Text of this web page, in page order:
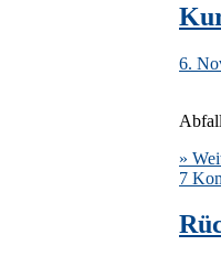
6.
»
7